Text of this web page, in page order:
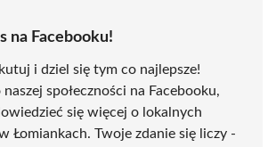
na Facebooku!
i dziel się tym co najlepsze!
naszej społeczności na Facebooku,
się więcej o lokalnych
Łomiankach. Twoje zdanie się liczy -